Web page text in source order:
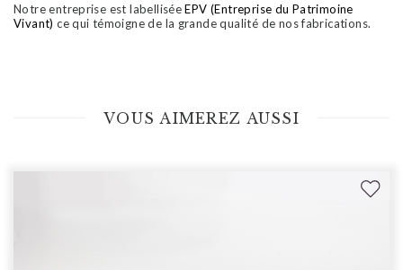
Notre entreprise est labelliséeEPV (Entreprise du Patrimoine
Vivant) ce qui témoigne de la grande qualité de nos fabrications.
VOUS AIMEREZ AUSSI